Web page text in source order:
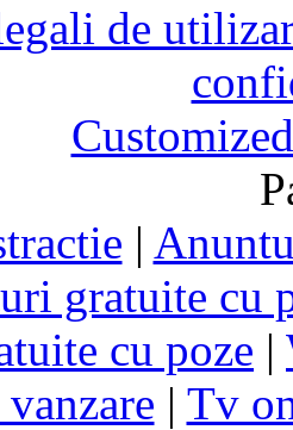
de
|
gratuite cu
cu poze |
| Tv